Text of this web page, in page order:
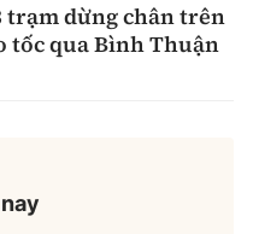
trạm dừng chân trên
tốc qua Bình Thuận